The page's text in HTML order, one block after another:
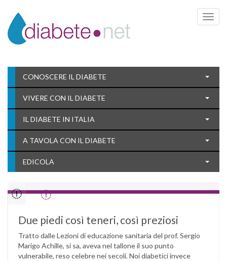
Toggle
CONOSCERE IL DIABETE
VIVERE CON IL DIABETE
IL DIABETE IN ITALIA
A TAVOLA CON IL DIABETE
EDICOLA
Due piedi così teneri, così preziosi
Tratto dalle Lezioni di educazione sanitaria del prof. Sergio
Marigo Achille, si sa, aveva nel tallone il suo punto
vulnerabile, reso celebre nei secoli. Noi diabetici invece